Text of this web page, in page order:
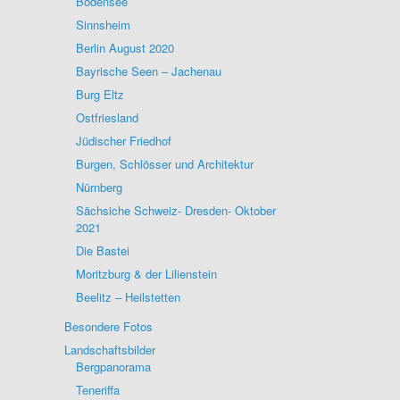
Sinnsheim
Berlin August 2020
Bayrische Seen – Jachenau
Burg Eltz
Ostfriesland
Jüdischer Friedhof
Burgen, Schlösser und Architektur
Nürnberg
Sächsiche Schweiz- Dresden- Oktober
2021
Die Bastei
Moritzburg & der Lilienstein
Beelitz – Heilstetten
Besondere Fotos
Landschaftsbilder
Bergpanorama
Teneriffa